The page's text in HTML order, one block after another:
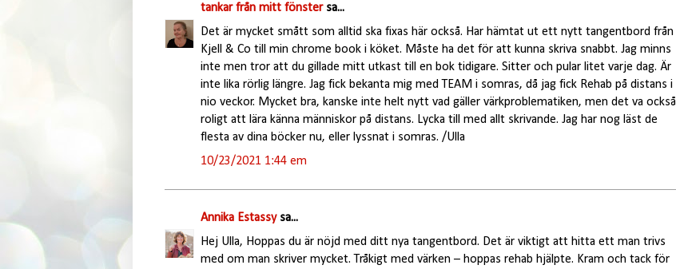
tankar från mitt fönstersa...
Det är mycket smått som alltid ska fixas här också. Har hämtat ut ett nytt tangentbord från
Kjell & Co till min chrome book i köket. Måste ha det för att kunna skriva snabbt. Jag minns
inte men tror att du gillade mitt utkast till en bok tidigare. Sitter och pular litet varje dag. Är
inte lika rörlig längre. Jag fick bekanta mig med TEAM i somras, då jag fick Rehab på distans i
nio veckor. Mycket bra, kanske inte helt nytt vad gäller värkproblematiken, men det va också
roligt att lära känna människor på distans. Lycka till med allt skrivande. Jag har nog läst de
flesta av dina böcker nu, eller lyssnat i somras. /Ulla
10/23/2021 1:44 em
Annika Estassysa...
Hej Ulla, Hoppas du är nöjd med ditt nya tangentbord. Det är viktigt att hitta ett man trivs
med om man skriver mycket. Tråkigt med värken – hoppas rehab hjälpte. Kram och tack för